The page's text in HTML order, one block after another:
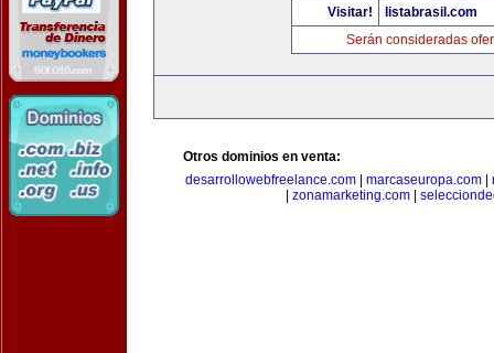
Visitar!
listabrasil.com
Serán consideradas
Otros dominios en venta:
desarrollowebfreelance.com| marcaseuropa.com|
zonamarketing.com